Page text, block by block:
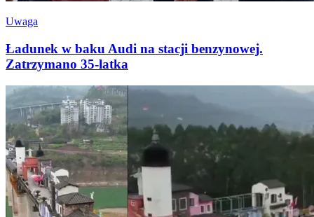
Uwaga
Ładunek w baku Audi na stacji benzynowej.
Zatrzymano 35-latka